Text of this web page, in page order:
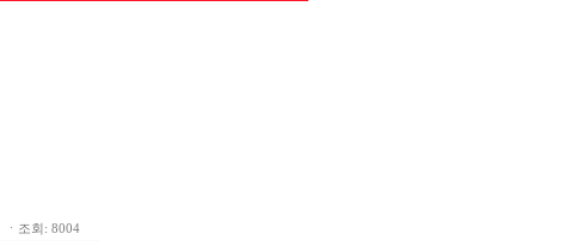
ㆍ조회: 8004